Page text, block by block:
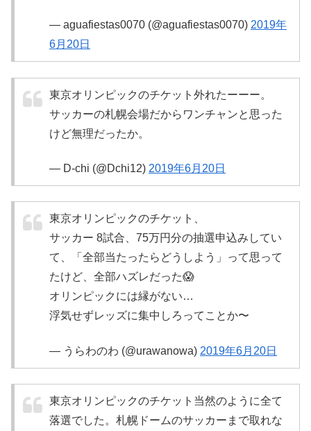
— aguafiestas0070 (@aguafiestas0070) 2019年
6月20日
東京オリンピックのチケット外れたーーー。
サッカーの札幌会場だからワンチャンと思った
けど無理だったか。
— D-chi (@Dchi12) 2019年6月20日
東京オリンピックのチケット、
サッカー 8試合、75万円分の抽選申込みしてい
て、「全部当たったらどうしよう」って思って
たけど、全部ハズレだった😱
オリンピックには縁がない…
浮気せずレッズに集中しろってことか〜
— うらわのわ (@urawanowa) 2019年6月20日
東京オリンピックのチケット当然のように全て
落選でした。札幌ドームのサッカーまで取れな